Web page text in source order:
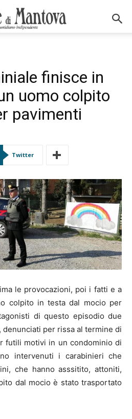
finisce in
uomo colpito
pavimenti
Twitter
le provocazioni, poi i fatti e a
colpito in testa dal mocio per
di questo episodio due
denunciati per rissa al termine di
futili motivi in un condominio di
intervenuti i carabinieri che
che hanno asssitito, attoniti,
dal mocio è stato trasportato